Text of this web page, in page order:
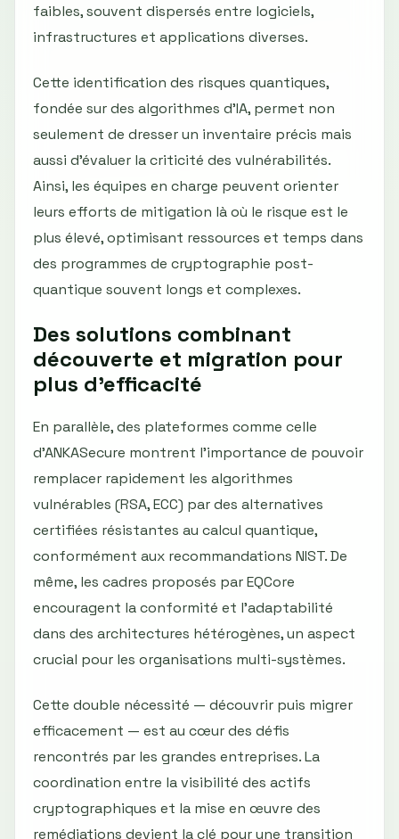
faibles, souvent dispersés entre logiciels,
infrastructures et applications diverses.
Cette identification des risques quantiques,
fondée sur des algorithmes d’IA, permet non
seulement de dresser un inventaire précis mais
aussi d’évaluer la criticité des vulnérabilités.
Ainsi, les équipes en charge peuvent orienter
leurs efforts de mitigation là où le risque est le
plus élevé, optimisant ressources et temps dans
des programmes de cryptographie post-
quantique souvent longs et complexes.
Des solutions combinant
découverte et migration pour
plus d'efficacité
En parallèle, des plateformes comme celle
d’ANKASecure montrent l’importance de pouvoir
remplacer rapidement les algorithmes
vulnérables (RSA, ECC) par des alternatives
certifiées résistantes au calcul quantique,
conformément aux recommandations NIST. De
même, les cadres proposés par EQCore
encouragent la conformité et l’adaptabilité
dans des architectures hétérogènes, un aspect
crucial pour les organisations multi-systèmes.
Cette double nécessité — découvrir puis migrer
efficacement — est au cœur des défis
rencontrés par les grandes entreprises. La
coordination entre la visibilité des actifs
cryptographiques et la mise en œuvre des
remédiations devient la clé pour une transition